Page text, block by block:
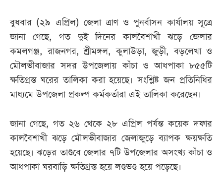
বুধবার (২৯ এপ্রিল) জেলা ত্রাণ ও পুনর্বাসন কার্যালয় সূত্রে
জানা গেছে, গত দুই দিনের কালবৈশাখী ঝড়ে জেলার
কমলগঞ্জ, রাজনগর, শ্রীমঙ্গল, কুলাউড়া, জুড়ী, বড়লেখা ও
মৌলভীবাজার সদর উপজেলায় কাঁচা ও আধপাকা ৮৫৫টি
ক্ষতিগ্রস্ত ঘরের তালিকা করা হয়েছে। সংশ্লিষ্ট জন প্রতিনিধির
মাধ্যমে উপজেলা প্রকল্প কর্মকর্তারা এই তালিকা করেছেন।
জানা গেছে, গত ২৬ থেকে ২৮ এপ্রিল পর্যন্ত কয়েক দফার
কালবৈশাখী ঝড়ে মৌলভীবাজার জেলাজুড়ে ব্যাপক ক্ষয়ক্ষতি
হয়েছে। ঝড়ের তাণ্ডবে জেলার ৭টি উপজেলার অসংখ্য কাঁচা ও
আধপাকা ঘরবাড়ি ক্ষতিগ্রস্ত হয়ে লণ্ডভণ্ড হয়ে পড়েছে।